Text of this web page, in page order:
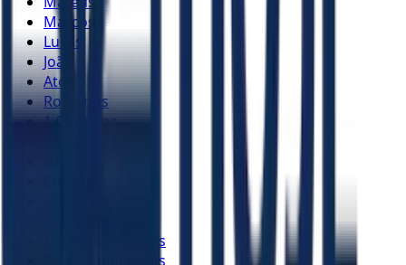
Marcos
Lucas
João
Atos
Romanos
1 Coríntios
1 Tessalonicenses
2 Tessalonicenses